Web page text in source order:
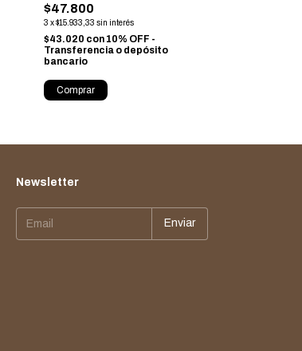
$47.800
3 x$15.933,33 sin interés
$43.020 con 10% OFF -
Transferencia o depósito
bancario
Comprar
Newsletter